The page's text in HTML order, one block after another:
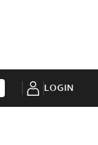
LOGIN